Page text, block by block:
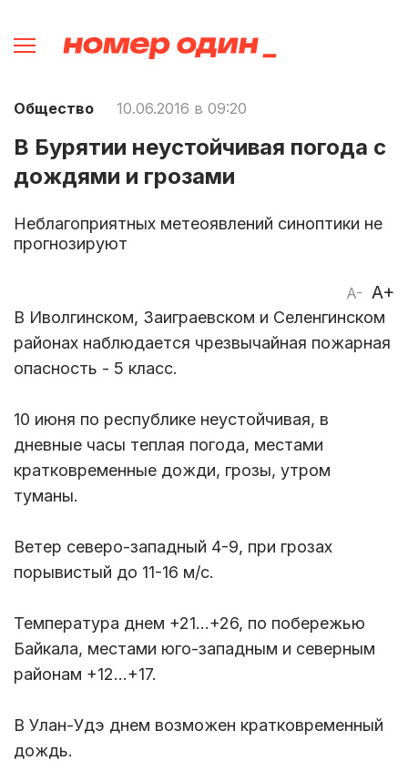
Общество 10.06.2016 в 09:20
В Бурятии неустойчивая погода с
дождями и грозами
Неблагоприятных метеоявлений синоптики не
прогнозируют
A- A+
В Иволгинском, Заиграевском и Селенгинском
районах наблюдается чрезвычайная пожарная
опасность - 5 класс.
10 июня по республике неустойчивая, в
дневные часы теплая погода, местами
кратковременные дожди, грозы, утром
туманы.
Ветер северо-западный 4-9, при грозах
порывистый до 11-16 м/с.
Температура днем +21...+26, по побережью
Байкала, местами юго-западным и северным
районам +12...+17.
В Улан-Удэ днем возможен кратковременный
дождь.